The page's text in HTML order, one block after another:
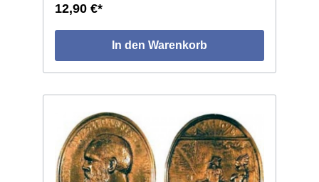
12,90 €*
In den Warenkorb